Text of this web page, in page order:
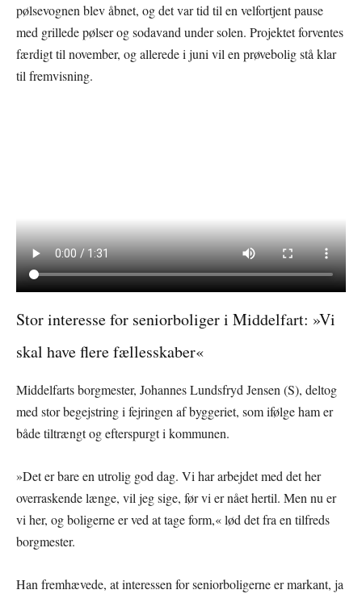
pølsevognen blev åbnet, og det var tid til en velfortjent pause
med grillede pølser og sodavand under solen. Projektet forventes
færdigt til november, og allerede i juni vil en prøvebolig stå klar
til fremvisning.
Stor interesse for seniorboliger i Middelfart: »Vi
skal have flere fællesskaber«
Middelfarts borgmester, Johannes Lundsfryd Jensen (S), deltog
med stor begejstring i fejringen af byggeriet, som ifølge ham er
både tiltrængt og efterspurgt i kommunen.
»Det er bare en utrolig god dag. Vi har arbejdet med det her
overraskende længe, vil jeg sige, før vi er nået hertil. Men nu er
vi her, og boligerne er ved at tage form,« lød det fra en tilfreds
borgmester.
Han fremhævede, at interessen for seniorboligerne er markant, ja